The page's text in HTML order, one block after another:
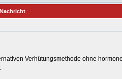
Nachricht
Verhütungsmethode ohne